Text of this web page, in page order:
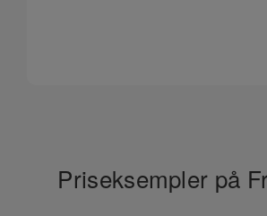
Priseksempler på